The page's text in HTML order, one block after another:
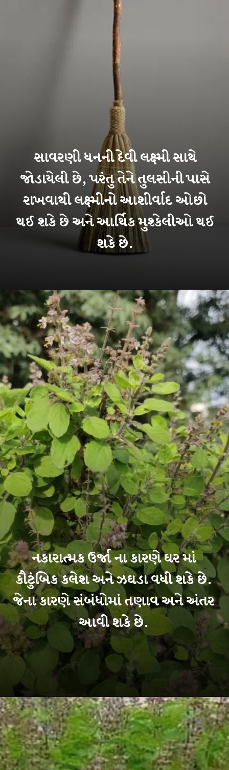
સાવરણી ધનની દેવી લક્ષ્મી સાથે
જોડાયેલી છે, પરંતુ તેને તુલસીની પાસે
રાખવાથી લક્ષ્મીનો આશીર્વાદ ઓછો
થઈ શકે છે અને આર્થિક મુશ્કેલીઓ થઈ
શકે છે.
નકારાત્મક ઉર્જા ના કારણે ઘર માં
કૌટુંબિક કલેશ અને ઝઘડા વધી શકે છે.
જેના કારણે સંબંધોમાં તણાવ અને અંતર
આવી શકે છે.